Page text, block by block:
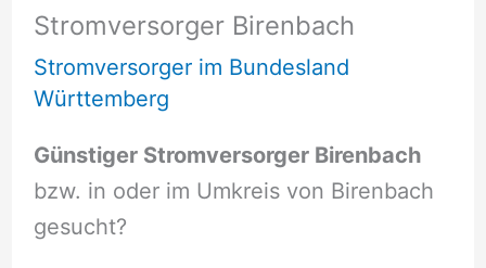
Stromversorger Birenbach
Stromversorger im Bundesland
Württemberg
Günstiger Stromversorger Birenbach
bzw. in oder im Umkreis von Birenbach
gesucht?